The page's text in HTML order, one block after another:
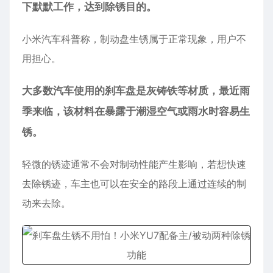
下默默工作，达到除锈目的。
小米汽车科普称，制动盘生锈属于正常现象，用户不
用担心。
大多数汽车使用的刹车盘是灰铸铁等材质，最近雨
季来临，该材料在暴露于潮湿空气或雨水时容易生
锈。
轻微的锈迹通常不会对制动性能产生影响，若想快速
去除锈迹，车主也可以在安全的路段上通过连续的制
动来去除。